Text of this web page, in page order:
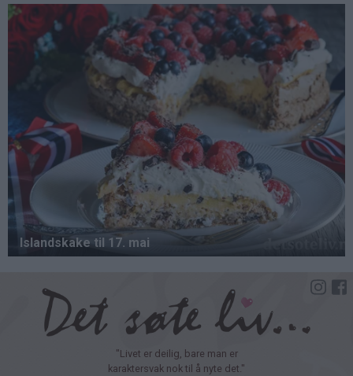
Hopp
hovedinnhold
"Livet er deilig, bare man er
karaktersvak nok til å nyte det."